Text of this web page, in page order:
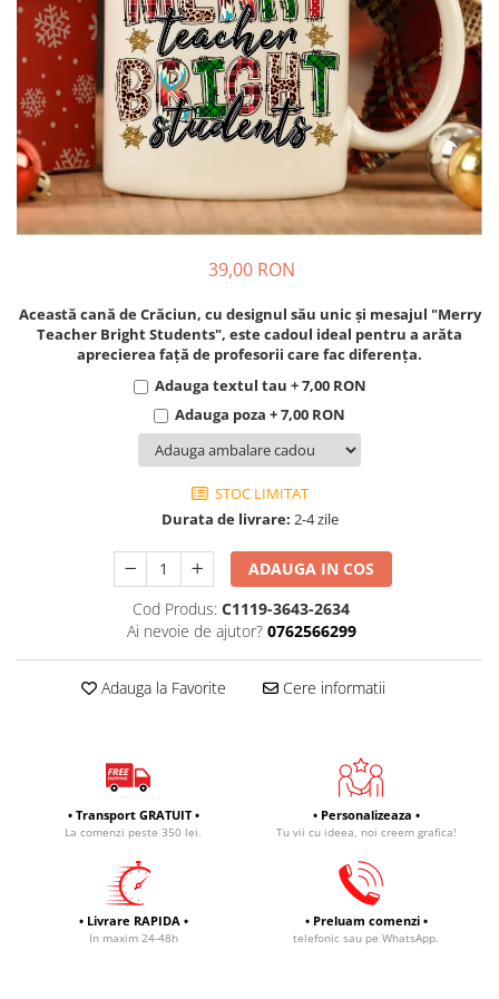
Body bebelusi personalizate
Perne personalizate
Plusuri personalizate
Agende personalizate
Etichete pentru sticla de vin
Cadouri Personalizate Unice
Sorturi Personalizate
Cadouri pentru Doctori
Cadouri Pensionare
Cadouri Profesori
39,00 RON
Această cană de Crăciun, cu designul său unic și mesajul "Merry
Teacher Bright Students", este cadoul ideal pentru a arăta
aprecierea față de profesorii care fac diferența.
Adauga textul tau + 7,00 RON
Adauga poza + 7,00 RON
STOC LIMITAT
Durata de livrare: 2-4 zile
ADAUGA IN COS
Cod Produs: C1119-3643-2634
Ai nevoie de ajutor? 0762566299
Adauga la Favorite Cere informatii
• Transport GRATUIT •
La comenzi peste 350 lei.
• Personalizeaza •
Tu vii cu ideea, noi creem grafica!
• Livrare RAPIDA •
In maxim 24-48h
• Preluam comenzi •
telefonic sau pe WhatsApp.